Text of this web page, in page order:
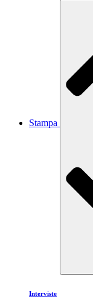
Stampa
Interviste